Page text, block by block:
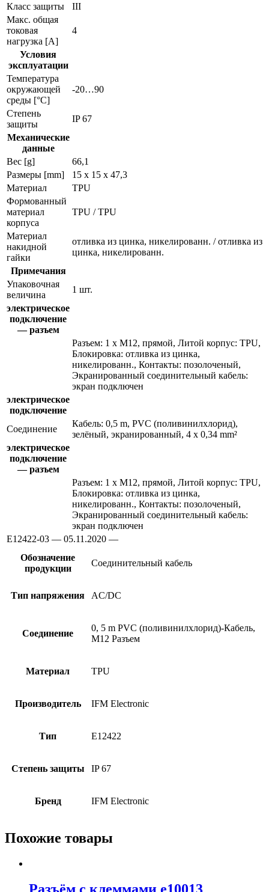
Класс защиты
III
Макс. общая
токовая
нагрузка [A]
4
Условия
эксплуатации
Температура
окружающей
среды [°C]
-20…90
Степень
защиты
IP 67
Механические
данные
Вес [g]
66,1
Размеры [mm]
15 x 15 x 47,3
Материал
TPU
Формованный
материал
корпуса
TPU / TPU
Материал
накидной
гайки
отливка из цинка, никелированн. / отливка из
цинка, никелированн.
Примечания
Упаковочная
величина
1 шт.
электрическое
подключение
— разъем
Разъем: 1 x M12, прямой, Литой корпус: TPU,
Блокировка: отливка из цинка,
никелированн., Контакты: позолоченый,
Экранированный соединительный кабель:
экран подключен
электрическое
подключение
Соединение
Кабель: 0,5 m, PVC (поливинилхлорид),
зелёный, экранированный, 4 x 0,34 mm²
электрическое
подключение
— разъем
Разъем: 1 x M12, прямой, Литой корпус: TPU,
Блокировка: отливка из цинка,
никелированн., Контакты: позолоченый,
Экранированный соединительный кабель:
экран подключен
E12422-03 — 05.11.2020 —
Обозначение
продукции
Соединительный кабель
Тип напряжения AC/DC
Соединение
0, 5 m PVC (поливинилхлорид)-Кабель,
M12 Разъем
Материал TPU
Производитель IFM Electronic
Тип E12422
Степень защиты IP 67
Бренд IFM Electronic
Похожие товары
Разъём с клеммами e10013